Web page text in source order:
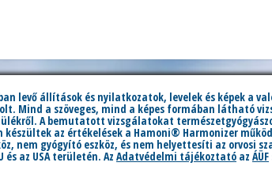
levő állítások és nyilatkozatok, levelek és képek a
Mind a szöveges, mind a képes formában látható
A bemutatott vizsgálatokat
az értékelések a Hamoni® Harmonizer
nem gyógyító eszköz, és nem helyettesíti az orvosi
az USA területén. Az Adatvédelmi tájékoztató az ÁÜF